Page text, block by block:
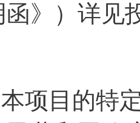
函》）详见
项目的特